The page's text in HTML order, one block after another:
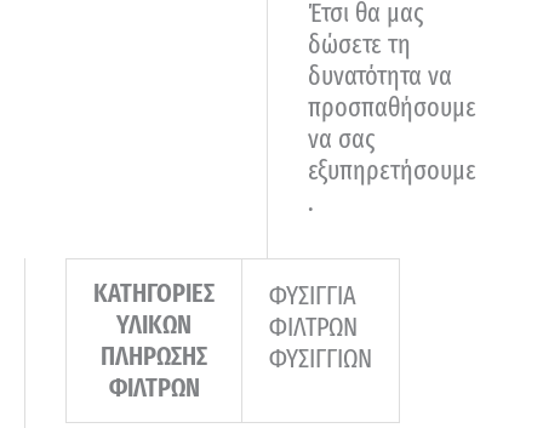
Έτσι θα μας
δώσετε τη
δυνατότητα να
προσπαθήσουμε
να σας
εξυπηρετήσουμε
.
ΚΑΤΗΓΟΡΙΕΣ
ΥΛΙΚΩΝ
ΠΛΗΡΩΣΗΣ
ΦΙΛΤΡΩΝ
ΦΥΣΙΓΓΙΑ
ΦΙΛΤΡΩΝ
ΦΥΣΙΓΓΙΩΝ